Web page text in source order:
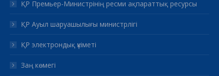
ҚР Премьер-Министрінің ресми ақпараттық ресурсы
ҚР Ауыл шаруашылығы министрлігі
ҚР электрондық үкіметі
Заң көмегі